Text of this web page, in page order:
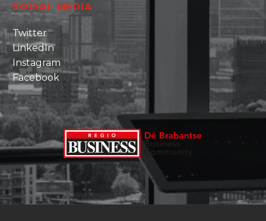
SOCIAL MEDIA
Twitter
LinkedIn
Instagram
Facebook